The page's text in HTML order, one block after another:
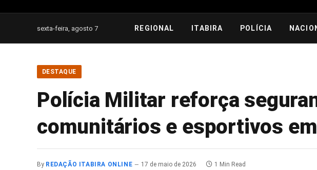
sexta-feira, agosto 7 REGIONAL ITABIRA POLÍCIA
DESTAQUE
Polícia Militar reforça
comunitários e esportivos
By REDAÇÃO ITABIRA ONLINE 17 de maio de 2026 1 Min Read